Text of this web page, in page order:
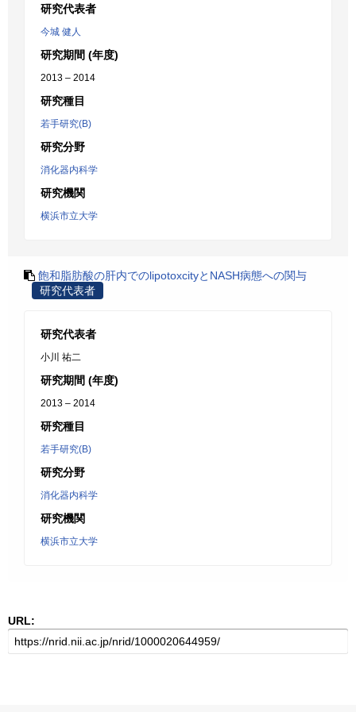
研究代表者
今城 健人
研究期間 (年度)
2013 – 2014
研究種目
若手研究(B)
研究分野
消化器内科学
研究機関
横浜市立大学
飽和脂肪酸の肝内でのlipotoxcityとNASH病態への関与
研究代表者
研究代表者
小川 祐二
研究期間 (年度)
2013 – 2014
研究種目
若手研究(B)
研究分野
消化器内科学
研究機関
横浜市立大学
URL: